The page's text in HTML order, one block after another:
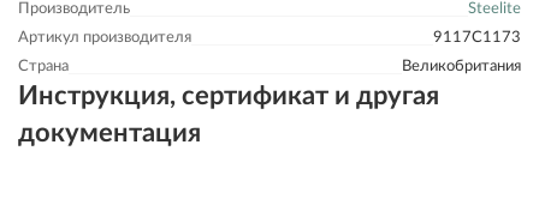
Производитель
Steelite
Артикул производителя
9117C1173
Страна
Великобритания
Инструкция, сертификат и другая
документация